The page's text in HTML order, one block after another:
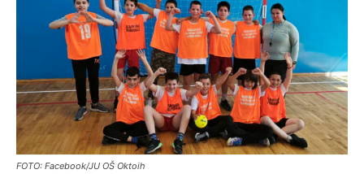
FOTO: Facebook/JU OŠ Oktoih